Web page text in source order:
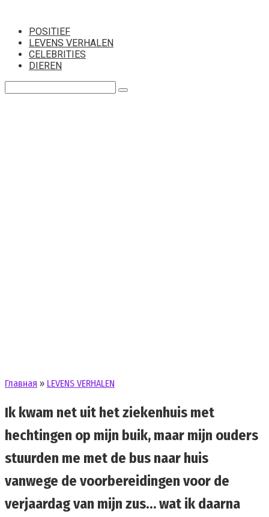
контентуPOSITIEF
LEVENS VERHALEN
CELEBRITIES
DIEREN
Главная » LEVENS VERHALEN
Ik kwam net uit het ziekenhuis met
hechtingen op mijn buik, maar mijn ouders
stuurden me met de bus naar huis
vanwege de voorbereidingen voor de
verjaardag van mijn zus… wat ik daarna